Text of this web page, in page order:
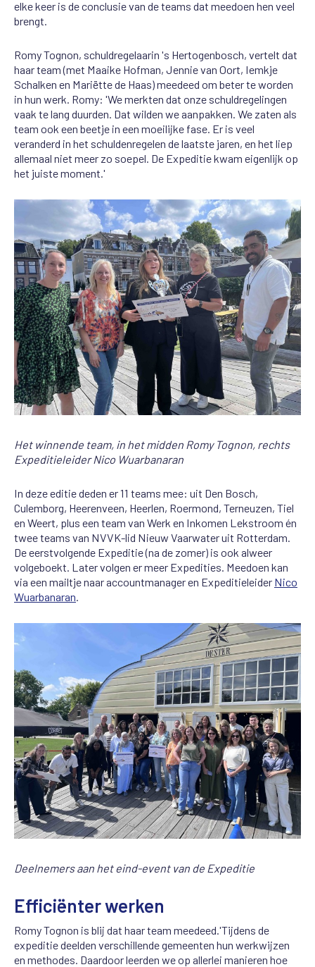
elke keer is de conclusie van de teams dat meedoen hen veel
brengt.
Romy Tognon, schuldregelaarin 's Hertogenbosch, vertelt dat
haar team (met Maaike Hofman, Jennie van Oort, Iemkje
Schalken en Mariëtte de Haas) meedeed om beter te worden
in hun werk. Romy: 'We merkten dat onze schuldregelingen
vaak te lang duurden. Dat wilden we aanpakken. We zaten als
team ook een beetje in een moeilijke fase. Er is veel
veranderd in het schuldenregelen de laatste jaren, en het liep
allemaal niet meer zo soepel. De Expeditie kwam eigenlijk op
het juiste moment.'
Het winnende team, in het midden Romy Tognon, rechts
Expeditieleider Nico Wuarbanaran
In deze editie deden er 11 teams mee: uit Den Bosch,
Culemborg, Heerenveen, Heerlen, Roermond, Terneuzen, Tiel
en Weert, plus een team van Werk en Inkomen Lekstroom én
twee teams van NVVK-lid Nieuw Vaarwater uit Rotterdam.
De eerstvolgende Expeditie (na de zomer) is ook alweer
volgeboekt. Later volgen er meer Expedities. Meedoen kan
via een mailtje naar accountmanager en Expeditieleider Nico
Wuarbanaran.
Deelnemers aan het eind-event van de Expeditie
Efficiënter werken
Romy Tognon is blij dat haar team meedeed.'Tijdens de
expeditie deelden verschillende gemeenten hun werkwijzen
en methodes. Daardoor leerden we op allerlei manieren hoe